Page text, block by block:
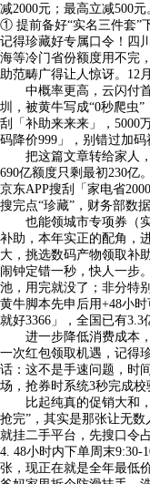
减2000元；最高立减500
① 提前备好“实名三件套”
记得珍藏好专属口令！四
海等冷门省份额度用不完
助范畴广得让人惊讶。12
中概率更高，云闪付首
圳，被黄牛写成“0秒爬虫
刮「补助来来来」，5000
码降价999」，别错过加码
把这篇文章转给家人，
690亿额度只剩最初230亿
京东APP搜刮「家电省
搜完点“珍藏”，财务部数
也能领城市专项券（实
补助，本年实正的配角，
大，挑选数码产物领取补
闹钟定错一秒，快人一步
池，用完就没了；非分特
黄牛脚本先申后用+48小
就好3366」，全国已有3.3
进一步降低消费成本，
一次红包领取机遇，记得
话：这不是手速问题，时
场，抢券时系统3秒完成校
比起纯真的促销大和，
抢完”，其实是那张让无
就挂二手平台，先搜口
4. 48小时内下单周末9:30-
张，现正在就是全年最低